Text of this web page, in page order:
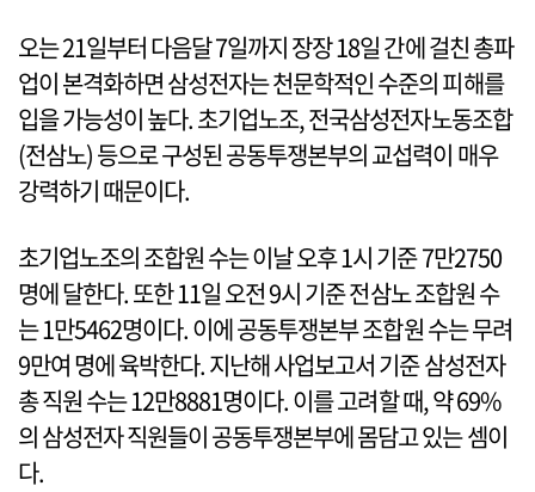
오는 21일부터 다음달 7일까지 장장 18일 간에 걸친 총파
업이 본격화하면 삼성전자는 천문학적인 수준의 피해를
입을 가능성이 높다. 초기업노조, 전국삼성전자노동조합
(전삼노) 등으로 구성된 공동투쟁본부의 교섭력이 매우
강력하기 때문이다.
초기업노조의 조합원 수는 이날 오후 1시 기준 7만2750
명에 달한다. 또한 11일 오전 9시 기준 전삼노 조합원 수
는 1만5462명이다. 이에 공동투쟁본부 조합원 수는 무려
9만여 명에 육박한다. 지난해 사업보고서 기준 삼성전자
총 직원 수는 12만8881명이다. 이를 고려할 때, 약 69%
의 삼성전자 직원들이 공동투쟁본부에 몸담고 있는 셈이
다.